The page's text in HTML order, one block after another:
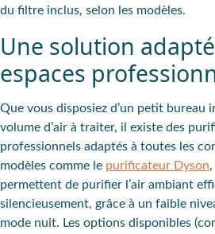
du filtre inclus, selon les modèles.
Une solution
espaces
Que vous disposiez d’un petit bureau
volume d’air à traiter, il existe des
professionnels adaptés à toutes les
modèles comme le purificateur Dyson
permettent de purifier l’air ambiant
silencieusement, grâce à un faible
mode nuit. Les options disponibles